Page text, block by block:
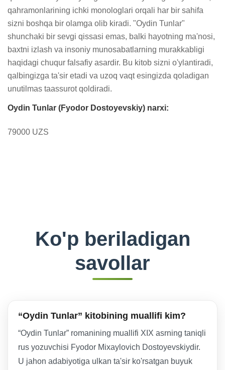
qahramonlarining ichki monologlari orqali har bir sahifa
sizni boshqa bir olamga olib kiradi. "Oydin Tunlar"
shunchaki bir sevgi qissasi emas, balki hayotning ma'nosi,
baxtni izlash va insoniy munosabatlarning murakkabligi
haqidagi chuqur falsafiy asardir. Bu kitob sizni o'ylantiradi,
qalbingizga ta'sir etadi va uzoq vaqt esingizda qoladigan
unutilmas taassurot qoldiradi.
Oydin Tunlar (Fyodor Dostoyevskiy) narxi:
79000 UZS
Ko'p beriladigan
savollar
“Oydin Tunlar” kitobining muallifi kim?
“Oydin Tunlar” romanining muallifi XIX asrning taniqli
rus yozuvchisi Fyodor Mixaylovich Dostoyevskiydir.
U jahon adabiyotiga ulkan ta'sir ko'rsatgan buyuk